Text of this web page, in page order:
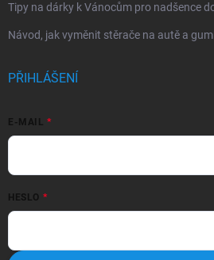
Tipy na dárky k Vánocům pro nadšence
Návod, jak vyměnit stěrače na autě a
PŘIHLÁŠENÍ
E-MAIL
HESLO